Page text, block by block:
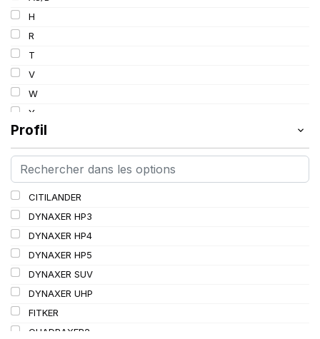
109/106
110/108
112A8/109B
114/111
115/113
116/113
116/114
127/127
144/141
H
R
T
V
W
Y
Profil
CITILANDER
DYNAXER HP3
DYNAXER HP4
DYNAXER HP5
DYNAXER SUV
DYNAXER UHP
FITKER
QUADRAXER2